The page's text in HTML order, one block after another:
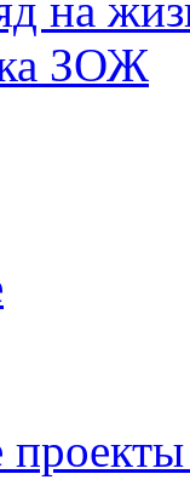
на
ЗОЖ